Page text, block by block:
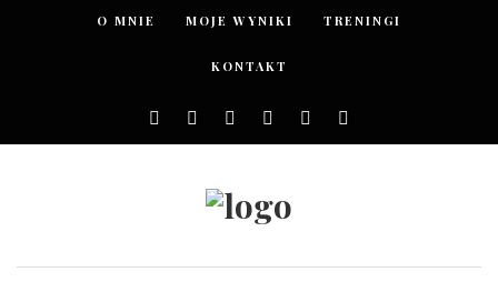
O MNIE MOJE WYNIKI TRENINGI
KONTAKT